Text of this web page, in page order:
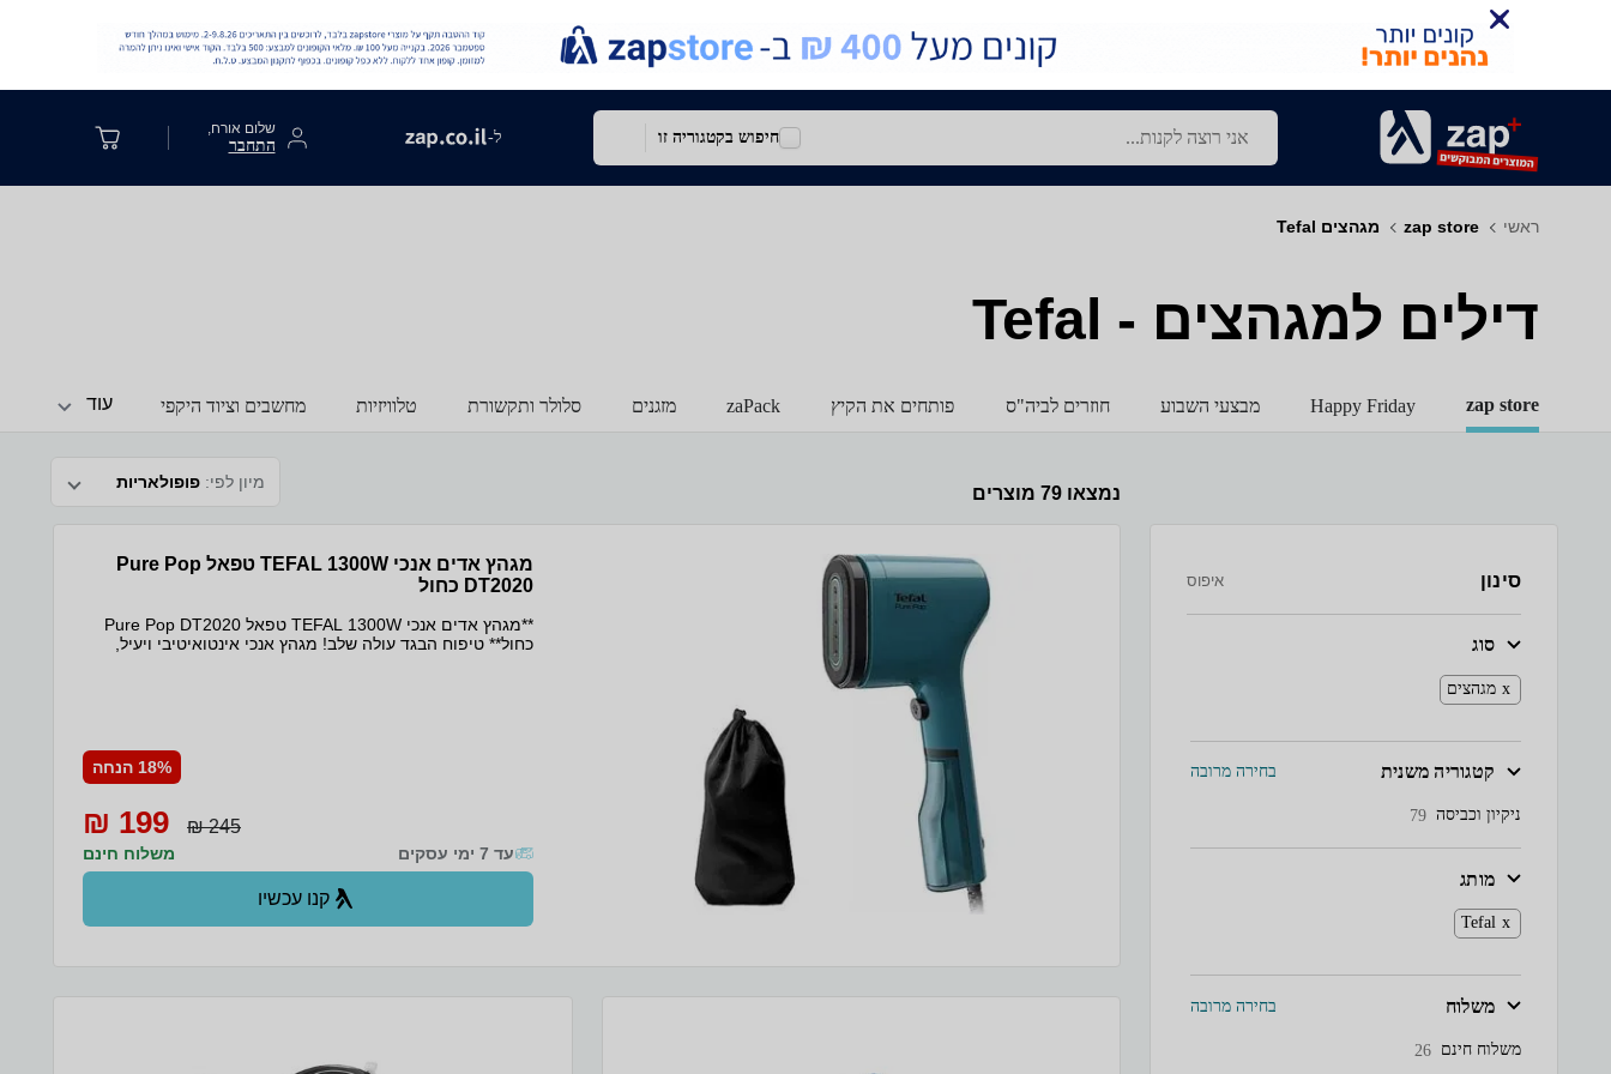
חיפוש בקטגוריה זו ל- שלום אורח,
התחבר
ראשי zap store מגהצים Tefal
דילים למגהצים - Tefal
zap store
Happy Friday מבצעי השבוע חוזרים לביה"ס פותחים את הקיץ zaPack מזגנים סלולר ותקשורת טלוויזיות מחשבים וציוד היקפי עוד
נמצאו 79 מוצרים
מיון לפי: פופולאריות
סינון איפוס
סוג
מגהצים
קטגוריה משנית בחירה מרובה
ניקיון וכביסה 79
מותג
Tefal
משלוח בחירה מרובה
משלוח חינם 26
מגהץ אדים אנכי TEFAL 1300W טפאל Pure Pop
DT2020 כחול
**מגהץ אדים אנכי TEFAL 1300W טפאל Pure Pop DT2020
כחול** טיפוח הבגד עולה שלב! מגהץ אנכי אינטואיטיבי ויעיל,
מהחיידקים, הווירוסים והבקטריות קומפקטי ונוח מאד לנסיעות
**מפרט טכני:** הספק: 1300W תפוקת אדים: 20 גרם לדקה
משקל: 1.01 ק"ג המגהץ מוכן לשימוש תוך 15 שניות בלבד. ידית
18% הנחה
245 ₪
199 ₪
משלוח חינם עד 7 ימי עסקים
קנו עכשיו